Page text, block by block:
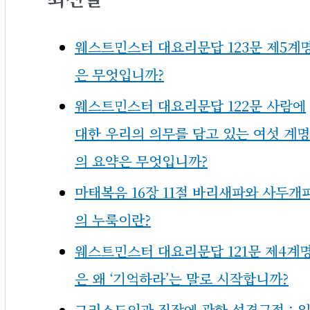
웨스트민스터 대요리문답 123문 제5계
은 무엇입니까?
웨스트민스터 대요리문답 122문 사람에
대한 우리의 의무를 담고 있는 여섯 계명
의 요약은 무엇입니까?
마태복음 16장 11절 바리새파와 사두개
의 누룩이란?
웨스트민스터 대요리문답 121문 제4계
은 왜 ‘기억하라’는 말로 시작합니까?